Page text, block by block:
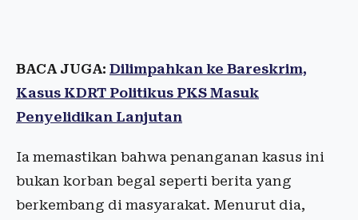
BACA JUGA: Dilimpahkan ke Bareskrim,
Kasus KDRT Politikus PKS Masuk
Penyelidikan Lanjutan
Ia memastikan bahwa penanganan kasus ini
bukan korban begal seperti berita yang
berkembang di masyarakat. Menurut dia,